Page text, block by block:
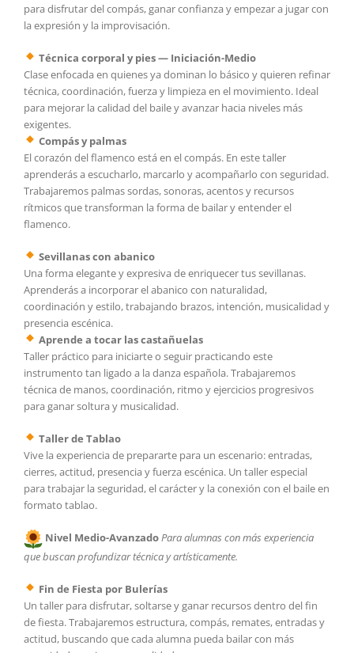
para disfrutar del compás, ganar confianza y empezar a jugar con
la expresión y la improvisación.
Técnica corporal y pies — Iniciación-Medio
Clase enfocada en quienes ya dominan lo básico y quieren refinar
técnica, coordinación, fuerza y limpieza en el movimiento. Ideal
para mejorar la calidad del baile y avanzar hacia niveles más
exigentes.
Compás y palmas
El corazón del flamenco está en el compás. En este taller
aprenderás a escucharlo, marcarlo y acompañarlo con seguridad.
Trabajaremos palmas sordas, sonoras, acentos y recursos
rítmicos que transforman la forma de bailar y entender el
flamenco.
Sevillanas con abanico
Una forma elegante y expresiva de enriquecer tus sevillanas.
Aprenderás a incorporar el abanico con naturalidad,
coordinación y estilo, trabajando brazos, intención, musicalidad y
presencia escénica.
Aprende a tocar las castañuelas
Taller práctico para iniciarte o seguir practicando este
instrumento tan ligado a la danza española. Trabajaremos
técnica de manos, coordinación, ritmo y ejercicios progresivos
para ganar soltura y musicalidad.
Taller de Tablao
Vive la experiencia de prepararte para un escenario: entradas,
cierres, actitud, presencia y fuerza escénica. Un taller especial
para trabajar la seguridad, el carácter y la conexión con el baile en
formato tablao.
Nivel Medio-Avanzado Para alumnas con más experiencia
que buscan profundizar técnica y artísticamente.
Fin de Fiesta por Bulerías
Un taller para disfrutar, soltarse y ganar recursos dentro del fin
de fiesta. Trabajaremos estructura, compás, remates, entradas y
actitud, buscando que cada alumna pueda bailar con más